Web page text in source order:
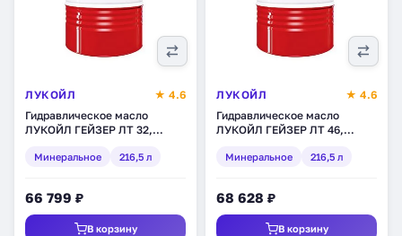
ЛУКОЙЛ
★ 4.6
Гидравлическое масло
ЛУКОЙЛ ГЕЙЗЕР ЛТ 32,
Минеральное 216,5 л
66 799 ₽
В корзину
ЛУКОЙЛ
★ 4.6
Гидравлическое масло
ЛУКОЙЛ ГЕЙЗЕР ЛТ 46,
Минеральное 216,5 л
68 628 ₽
В корзину